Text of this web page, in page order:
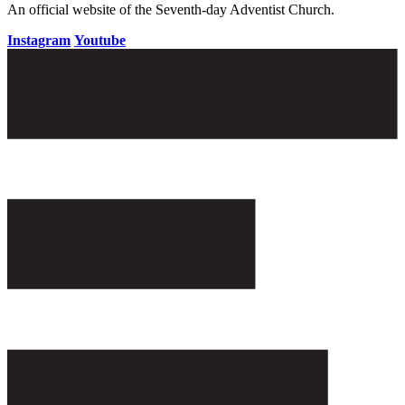
An official website of the Seventh-day Adventist Church.
Instagram Youtube